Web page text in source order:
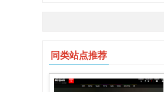
同类站点推荐